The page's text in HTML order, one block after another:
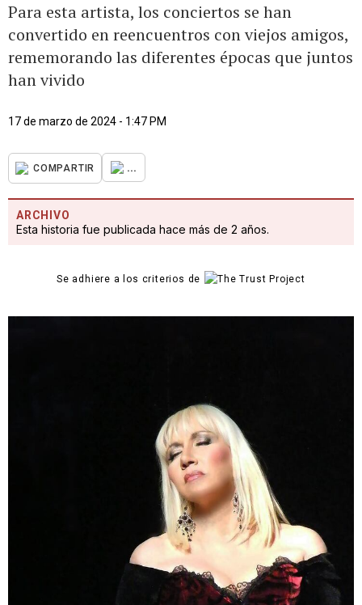
Para esta artista, los conciertos se han
convertido en reencuentros con viejos amigos,
rememorando las diferentes épocas que juntos
han vivido
17 de marzo de 2024 - 1:47 PM
COMPARTIR ...
ARCHIVO
Esta historia fue publicada hace más de 2 años.
Se adhiere a los criterios de